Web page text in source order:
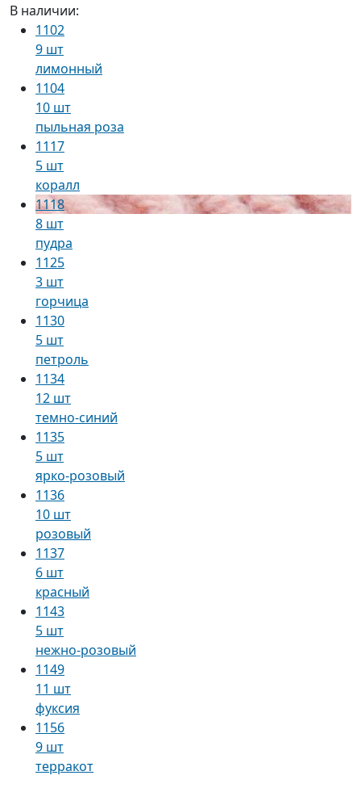
В наличии:
1102
9 шт
лимонный
1104
10 шт
пыльная роза
1117
5 шт
коралл
1118
8 шт
пудра
1125
3 шт
горчица
1130
5 шт
петроль
1134
12 шт
темно-синий
1135
5 шт
ярко-розовый
1136
10 шт
розовый
1137
6 шт
красный
1143
5 шт
нежно-розовый
1149
11 шт
фуксия
1156
9 шт
терракот